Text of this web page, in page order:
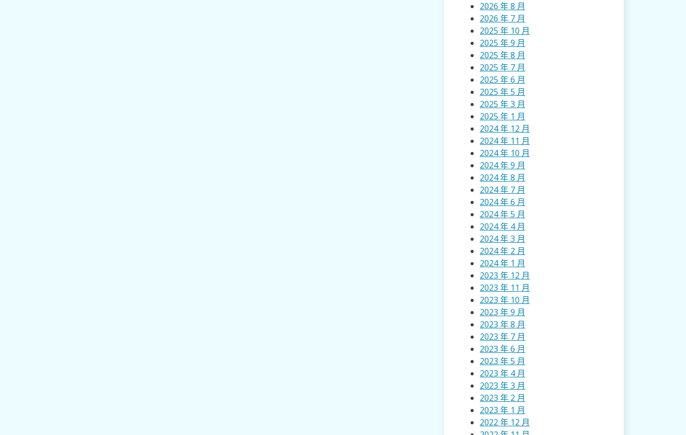
2026 年 8 月
2026 年 7 月
2025 年 10 月
2025 年 9 月
2025 年 8 月
2025 年 7 月
2025 年 6 月
2025 年 5 月
2025 年 3 月
2025 年 1 月
2024 年 12 月
2024 年 11 月
2024 年 10 月
2024 年 9 月
2024 年 8 月
2024 年 7 月
2024 年 6 月
2024 年 5 月
2024 年 4 月
2024 年 3 月
2024 年 2 月
2024 年 1 月
2023 年 12 月
2023 年 11 月
2023 年 10 月
2023 年 9 月
2023 年 8 月
2023 年 7 月
2023 年 6 月
2023 年 5 月
2023 年 4 月
2023 年 3 月
2023 年 2 月
2023 年 1 月
2022 年 12 月